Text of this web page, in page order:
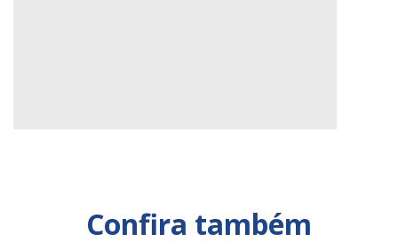
Confira também